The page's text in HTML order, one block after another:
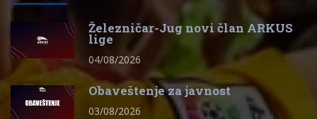
Železničar-Jug novi član ARKUS
lige
04/08/2026
Obaveštenje za javnost
03/08/2026